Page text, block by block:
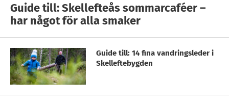
Guide till: Skellefteås sommarcaféer –
har något för alla smaker
Guide till: 14 fina vandringsleder i
Skelleftebygden